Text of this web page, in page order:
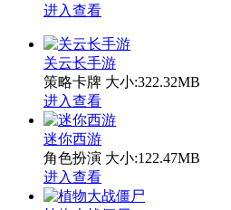
进入查看
关云长手游
策略卡牌 大小:322.32MB
进入查看
迷你西游
角色扮演 大小:122.47MB
进入查看